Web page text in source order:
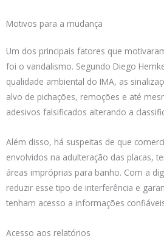
Motivos para a mudança
Um dos principais fatores que
foi o vandalismo. Segundo Diego
qualidade ambiental do IMA, as
alvo de pichações, remoções e até
adesivos falsificados alterando a
Além disso, há suspeitas de que
envolvidos na adulteração das placas,
áreas impróprias para banho. Com a
reduzir esse tipo de interferência e
tenham acesso a informações
Acesso aos relatórios